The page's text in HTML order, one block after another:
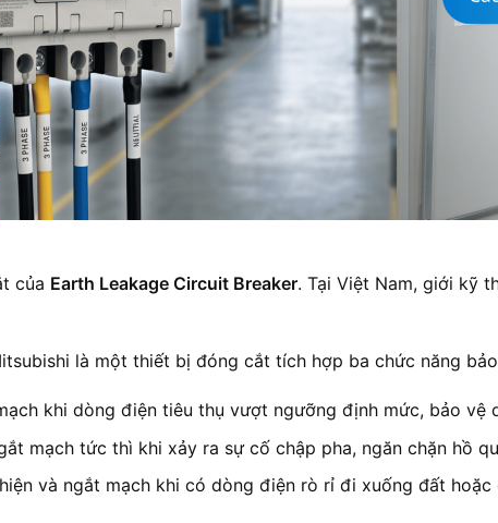
của Earth Leakage Circuit Breaker. Tại Việt Nam, giới kỹ
là một thiết bị đóng cắt tích hợp ba chức năng
khi dòng điện tiêu thụ vượt ngưỡng định mức, bảo vệ
mạch tức thì khi xảy ra sự cố chập pha, ngăn chặn hồ
và ngắt mạch khi có dòng điện rò rỉ đi xuống đất